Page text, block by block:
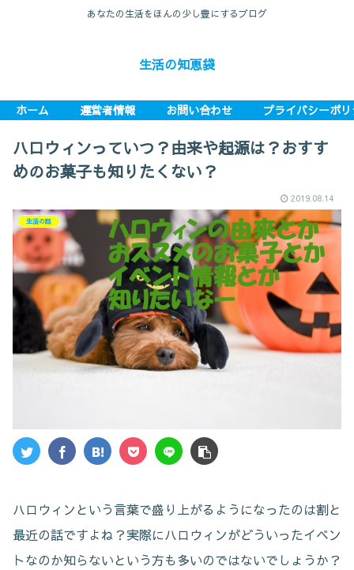
あなたの生活をほんの少し豊にするブログ
生活の知恵袋
ホーム 運営者情報 お問い合わせ プライバシーポ
ハロウィンっていつ？由来や起源は？おすす
めのお菓子も知りたくない？
2019.08.14
生活の話
ハロウィンという言葉で盛り上がるようになったのは割と
最近の話ですよね？実際にハロウィンがどういったイベン
トなのか知らないという方も多いのではないでしょうか？